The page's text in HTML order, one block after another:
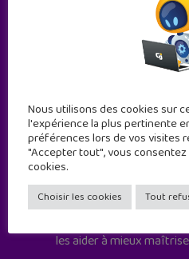
Geek Junior est le
à destination des
Geek Junior, c’est
les aider à mieux
Nous utilisons des cookies sur
l'expérience la plus pertinente
préférences lors de vos visites
"Accepter tout", vous
cookies.
Choisir les cookies Tout